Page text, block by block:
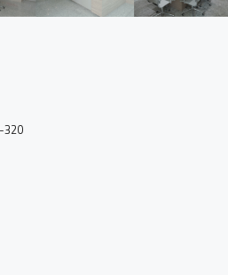
320